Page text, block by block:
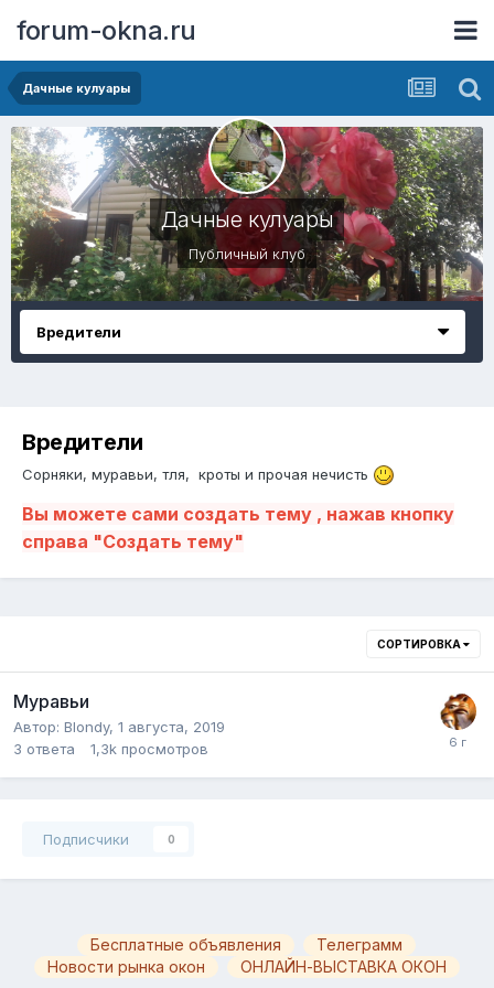
forum-okna.ru
Дачные кулуары
Дачные кулуары
Публичный клуб
Вредители
Вредители
Сорняки, муравьи, тля, кроты и прочая нечисть
Вы можете сами создать тему , нажав кнопку
справа "Создать тему"
СОРТИРОВКА
Муравьи
Автор: Blondy, 1 августа, 2019
3 ответа 1,3k просмотров
Подписчики 0
Бесплатные объявления
Телеграмм
Новости рынка окон
ОНЛАЙН-ВЫСТАВКА ОКОН